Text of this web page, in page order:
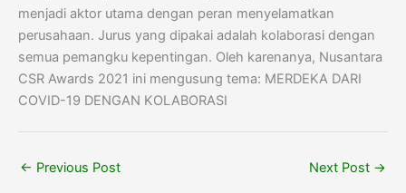
menjadi aktor utama dengan peran menyelamatkan
perusahaan. Jurus yang dipakai adalah kolaborasi dengan
semua pemangku kepentingan. Oleh karenanya, Nusantara
CSR Awards 2021 ini mengusung tema: MERDEKA DARI
COVID-19 DENGAN KOLABORASI
← Previous Post Next Post →